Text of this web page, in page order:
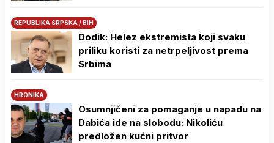
REPUBLIKA SRPSKA / BIH
Dodik: Helez ekstremista koji svaku
priliku koristi za netrpeljivost prema
Srbima
HRONIKA
Osumnjičeni za pomaganje u napadu na
Dabića ide na slobodu: Nikoliću
predložen kućni pritvor